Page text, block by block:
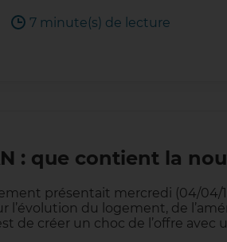
7 minute(s) de lecture
: que contient la
présentait mercredi (04/04/
l’évolution du logement, de
de créer un choc de l’offre